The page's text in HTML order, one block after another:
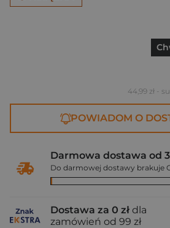
44,99 zł -
POWIADOM O
Darmowa dostawa od
Do darmowej dostawy brakuje
Dostawa za 0 zł dla
zamówień od 99 zł